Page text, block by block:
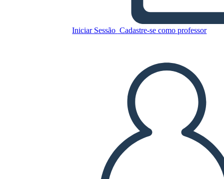
Iniciar Sessão Cadastre-se como professor
Copie este storyboard
REPRODUZIR APRESENTAÇÃO DE SLIDES
LEIA PRA MIM